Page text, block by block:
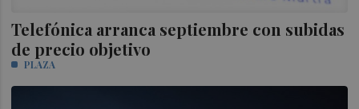
Telefónica arranca septiembre con subidas
de precio objetivo
PLAZA